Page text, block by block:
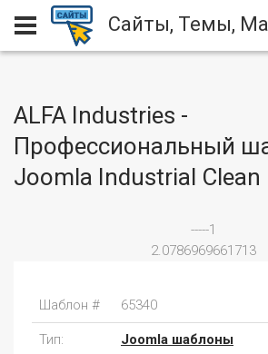
Сайты, Темы,
ALFA Industries -
Профессиональный
Joomla Industrial Clean
-----1
2.0786969661713
Шаблон # 65340
Тип: Joomla шаблоны